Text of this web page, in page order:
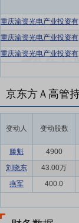
京东方Ａ高管
变动人 变动股数
滕魁 4900
刘晓东
43.00万
燕军
400.0